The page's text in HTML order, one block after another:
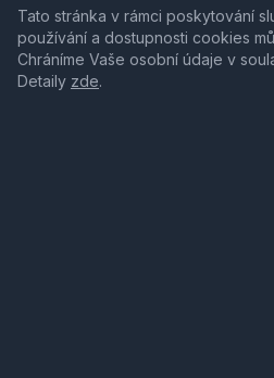
Tato stránka v rámci poskytování
používání a dostupnosti cookies
Chráníme Vaše osobní údaje v
Detaily zde.